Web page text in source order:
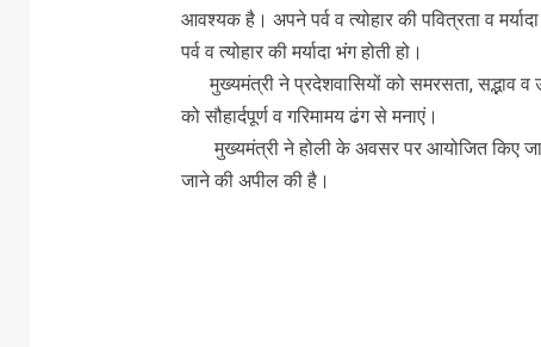
आवश्यक है। अपने पर्व व त्योहार की पवित्रता व
पर्व व त्योहार की मर्यादा भंग होती हो।
मुख्यमंत्री ने प्रदेशवासियों को समरसता, सद्भाव व
को सौहार्दपूर्ण व गरिमामय ढंग से मनाएं।
मुख्यमंत्री ने होली के अवसर पर आयोजित किए
जाने की अपील की है।